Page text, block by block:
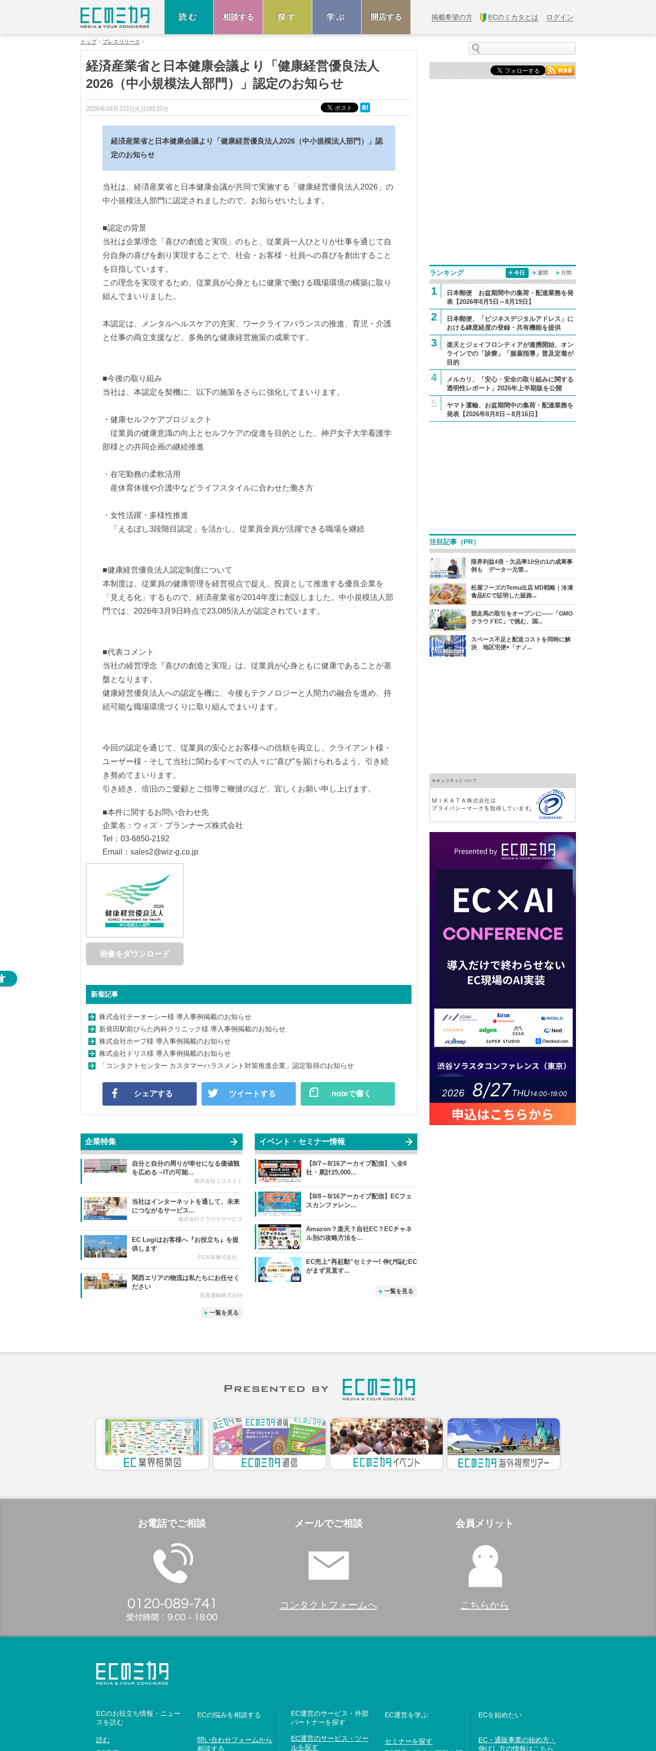
読む 相談する 探す 学ぶ 開店する 掲載希望の方 ECのミカタとは ログイン
トップ プレスリリース
経済産業省と日本健康会議より「健康経営優良法人
2026（中小規模法人部門）」認定のお知らせ
2026年04月21日(火)11時32分
経済産業省と日本健康会議より「健康経営優良法人2026（中小規模法人部門）」認
定のお知らせ
当社は、経済産業省と日本健康会議が共同で実施する「健康経営優良法人2026」の
中小規模法人部門に認定されましたので、お知らせいたします。
■認定の背景
当社は企業理念「喜びの創造と実現」のもと、従業員一人ひとりが仕事を通じて自
分自身の喜びを創り実現することで、社会・お客様・社員への喜びを創出すること
を目指しています。
この理念を実現するため、従業員が心身ともに健康で働ける職場環境の構築に取り
組んでまいりました。
本認定は、メンタルヘルスケアの充実、ワークライフバランスの推進、育児・介護
と仕事の両立支援など、多角的な健康経営施策の成果です。
■今後の取り組み
当社は、本認定を契機に、以下の施策をさらに強化してまいります。
・健康セルフケアプロジェクト
従業員の健康意識の向上とセルフケアの促進を目的とした、神戸女子大学看護学
部様との共同企画の継続推進
・在宅勤務の柔軟活用
産休育休後や介護中などライフスタイルに合わせた働き方
・女性活躍・多様性推進
「えるぼし3段階目認定」を活かし、従業員全員が活躍できる職場を継続
■健康経営優良法人認定制度について
本制度は、従業員の健康管理を経営視点で捉え、投資として推進する優良企業を
「見える化」するもので、経済産業省が2014年度に創設しました。中小規模法人部
門では、2026年3月9日時点で23,085法人が認定されています。
■代表コメント
当社の経営理念『喜びの創造と実現』は、従業員が心身ともに健康であることが基
盤となります。
健康経営優良法人への認定を機に、今後もテクノロジーと人間力の融合を進め、持
続可能な職場環境づくりに取り組んでまいります。
今回の認定を通じて、従業員の安心とお客様への信頼を両立し、クライアント様・
ユーザー様・そして当社に関わるすべての人々に“喜び”を届けられるよう、引き続
き努めてまいります。
引き続き、倍旧のご愛顧とご指導ご鞭撻のほど、宜しくお願い申し上げます。
■本件に関するお問い合わせ先
企業名：ウィズ・プランナーズ株式会社
Tel：03-6850-2192
Email：sales2@wiz-g.co.jp
画像をダウンロード
新着記事
株式会社テーオーシー様 導入事例掲載のお知らせ
新発田駅前ひらた内科クリニック様 導入事例掲載のお知らせ
株式会社ホープ様 導入事例掲載のお知らせ
株式会社ドリス様 導入事例掲載のお知らせ
「コンタクトセンター カスタマーハラスメント対策推進企業」認定取得のお知らせ
シェアする ツイートする noteで書く
企業特集
自分と自分の周りが幸せになる価値観
を広める ~ITの可能...
株式会社ミゴエイト
当社はインターネットを通して、未来
につながるサービス...
株式会社クラウドサービス
EC Logiはお客様へ『お役立ち』を提
供します
FCASE株式会社
関西エリアの物流は私たちにお任せく
ださい
尼高運輸株式会社
一覧を見る
イベント・セミナー情報
【8/7～8/16アーカイブ配信】＼全8
社・累計25,000...
【8/8～8/16アーカイブ配信】ECフェ
スカンファレン...
Amazon？楽天？自社EC？ECチャネ
ル別の攻略方法を...
EC売上“再起動”セミナー! 伸び悩むEC
がまず見直す...
一覧を見る
ランキング 今日 週間 月間
1
日本郵便 お盆期間中の集荷・配達業務を発
表【2026年8月5日～8月19日】
2
日本郵便、「ビジネスデジタルアドレス」に
おける緯度経度の登録・共有機能を提供
3
楽天とジェイフロンティアが連携開始、オン
ラインでの「診療」「服薬指導」普及定着が
目的
4
メルカリ、「安心・安全の取り組みに関する
透明性レポート」2026年上半期版を公開
5
ヤマト運輸、お盆期間中の集荷・配達業務を
発表【2026年8月8日～8月16日】
注目記事（PR）
限界利益4倍・欠品率10分の1の成果事
例も データ一元管...
松屋フーズのTemu出店 MD戦略｜冷凍
食品ECで証明した販路...
競走馬の取引をオープンに――「GMO
クラウドEC」で挑む、国...
スペース不足と配送コストを同時に解
決 地区宅便×「ナノ...
お電話でご相談 メールでご相談
コンタクトフォームへ
会員メリット
こちらから
ECのお役立ち情報・ニュー
スを読む
読む
ECの悩みを相談する
問い合わせフォームから
相談する
EC運営のサービス・外部
パートナーを探す
EC運営のサービス・ツー
ルを探す
EC運営を学ぶ
セミナーを探す
ECを始めたい
EC・通販事業の始め方・
伸ばし方の情報はこちら